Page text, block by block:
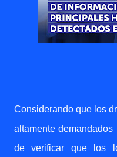
Considerando que los
altamente
de verificar que los